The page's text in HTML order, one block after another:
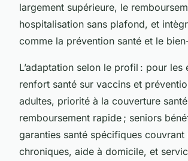
largement supérieure, le
hospitalisation sans plafond, et
comme la prévention santé et le
L’adaptation selon le profil : pour les
renfort santé sur vaccins et
adultes, priorité à la couverture
remboursement rapide ; seniors
garanties santé spécifiques couvrant
chroniques, aide à domicile, et